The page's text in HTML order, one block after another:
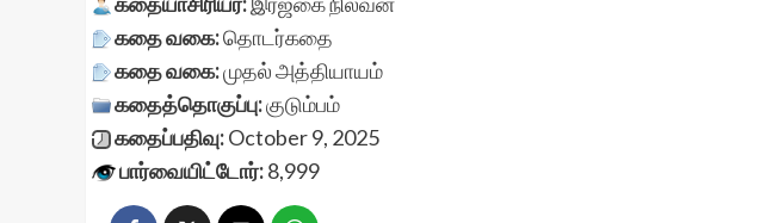
கதை வகை:தொடர்கதை
கதை வகை:முதல் அத்தியாயம்
கதைத்தொகுப்பு:குடும்பம்
கதைப்பதிவு:October 9, 2025
பார்வையிட்டோர்:8,999